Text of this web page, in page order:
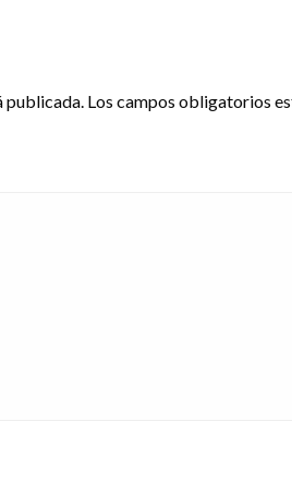
publicada. Los campos obligatorios